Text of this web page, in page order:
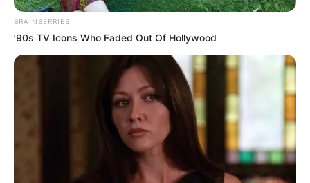
(foto: instagram/therealkylesister)
Daftar isi
BRAINBERRIES
’90s TV Icons Who Faded Out Of Hollywood